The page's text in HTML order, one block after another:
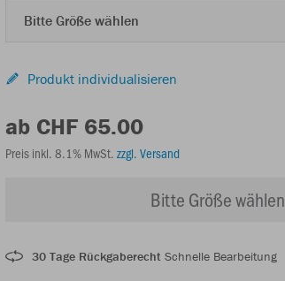
Bitte Größe wählen
Produkt individualisieren
ab CHF 65.00
Preis inkl. 8.1% MwSt. zzgl. Versand
Bitte Größe wählen
30 Tage Rückgaberecht Schnelle Bearbeitung